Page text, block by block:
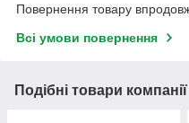
Повернення товару
Всі умови повернення
Подібні товари компанії